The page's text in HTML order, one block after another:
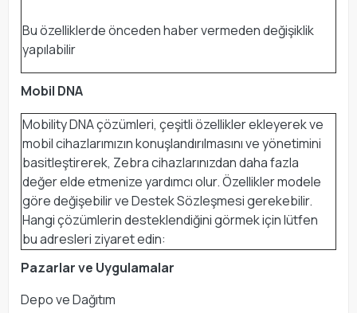
Bu özelliklerde önceden haber vermeden değişiklik
yapılabilir
Mobil DNA
Mobility DNA çözümleri, çeşitli özellikler ekleyerek ve
mobil cihazlarımızın konuşlandırılmasını ve yönetimini
basitleştirerek, Zebra cihazlarınızdan daha fazla
değer elde etmenize yardımcı olur. Özellikler modele
göre değişebilir ve Destek Sözleşmesi gerekebilir.
Hangi çözümlerin desteklendiğini görmek için lütfen
bu adresleri ziyaret edin:
Pazarlar ve Uygulamalar
Depo ve Dağıtım